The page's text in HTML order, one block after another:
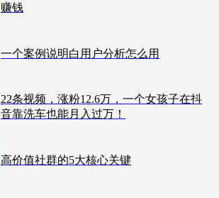
赚钱
一个案例说明白用户分析怎么用
22条视频，涨粉12.6万，一个女孩子在抖
音靠洗车也能月入过万！
高价值社群的5大核心关键